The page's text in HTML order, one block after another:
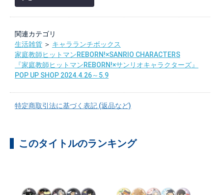
関連カテゴリ
生活雑貨 ＞ キャラランチボックス
家庭教師ヒットマンREBORN!×SANRIO CHARACTERS
『家庭教師ヒットマンREBORN!×サンリオキャラクターズ』
POP UP SHOP 2024.4.26～5.9
特定商取引法に基づく表記 (返品など)
このタイトルのランキング